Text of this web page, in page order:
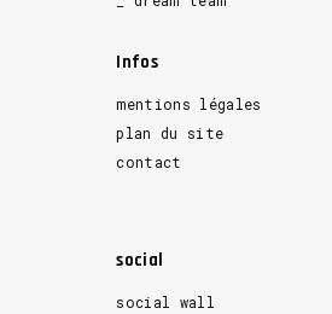
Infos
mentions légales
plan du site
contact
social
social wall